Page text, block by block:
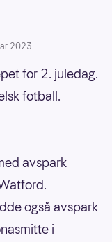
2023
for 2. juledag.
fotball.
avspark
også avspark
i